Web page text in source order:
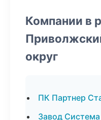
Компании в
округ
ПК Партнер
Завод